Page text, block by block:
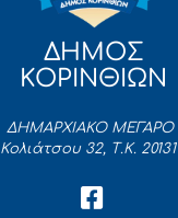
ΔΗΜΟΣ
ΚΟΡΙΝΘΙΩΝ
ΔΗΜΑΡΧΙΑΚΟ ΜΕΓΑΡΟ
Κολιάτσου 32, Τ.Κ. 20131